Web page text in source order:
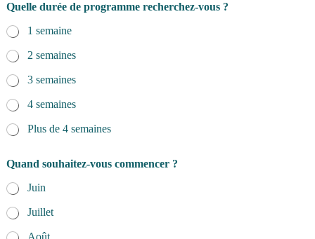
Quelle durée de programme recherchez-vous ?
1 semaine
2 semaines
3 semaines
4 semaines
Plus de 4 semaines
Quand souhaitez-vous commencer ?
Juin
Juillet